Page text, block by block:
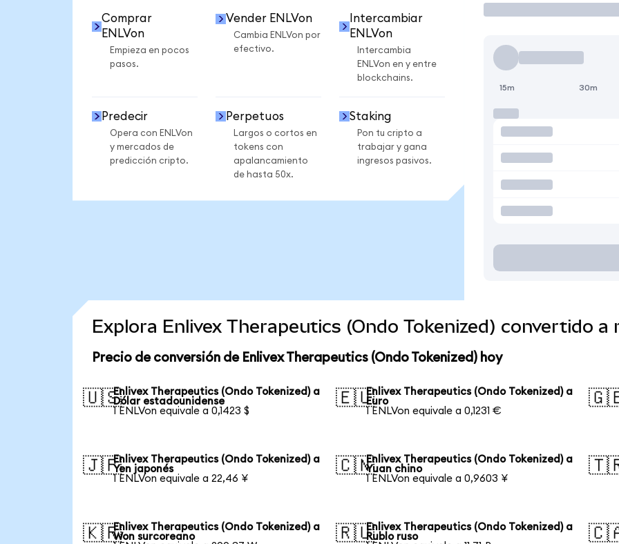
Comprar
ENLVon
Empieza en pocos
pasos.
Vender ENLVon
Cambia ENLVon por
efectivo.
Intercambiar
ENLVon
Intercambia
ENLVon en y entre
blockchains.
Predecir
Opera con ENLVon
y mercados de
predicción cripto.
Perpetuos
Largos o cortos en
tokens con
apalancamiento
de hasta 50x.
Staking
Pon tu cripto a
trabajar y gana
ingresos pasivos.
15m 30m
Explora Enlivex Therapeutics (Ondo Tokenized) convertido a
Precio de conversión de Enlivex Therapeutics (Ondo Tokenized) hoy
🇺🇸Enlivex Therapeutics (Ondo Tokenized) a
Dólar estadounidense
1 ENLVon equivale a 0,1423 $
🇪🇺Enlivex Therapeutics (Ondo Tokenized) a
Euro
1 ENLVon equivale a 0,1231 €
🇯🇵Enlivex Therapeutics (Ondo Tokenized) a
Yen japonés
1 ENLVon equivale a 22,46 ¥
🇨🇳Enlivex Therapeutics (Ondo Tokenized) a
Yuan chino
1 ENLVon equivale a 0,9603 ¥
🇰🇷Enlivex Therapeutics (Ondo Tokenized) a
Won surcoreano
🇷🇺Enlivex Therapeutics (Ondo Tokenized) a
Rublo ruso